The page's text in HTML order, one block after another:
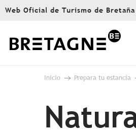
Aller
principal
Web Oficial de Turismo de Bretaña
Inicio Prepara tu estancia